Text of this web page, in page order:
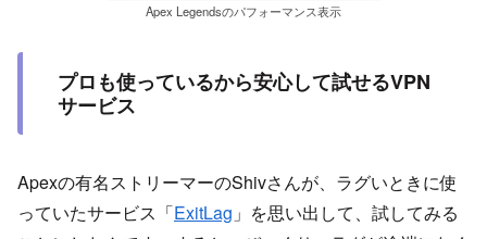
Apex Legendsのパフォーマンス表示
プロも使っているから安心して試せるVPN
サービス
Apexの有名ストリーマーのShivさんが、ラグいときに使
っていたサービス「ExitLag 」を思い出して、試してみる